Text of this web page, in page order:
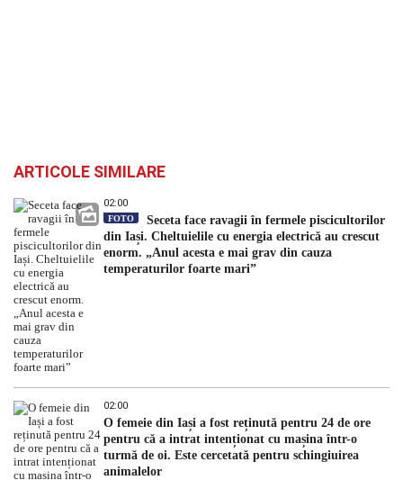
ARTICOLE SIMILARE
02:00
FOTO
Seceta face ravagii în fermele piscicultorilor
din Iași. Cheltuielile cu energia electrică au crescut
enorm. „Anul acesta e mai grav din cauza
temperaturilor foarte mari”
02:00
O femeie din Iași a fost reținută pentru 24 de ore
pentru că a intrat intenționat cu mașina într-o
turmă de oi. Este cercetată pentru schingiuirea
animalelor